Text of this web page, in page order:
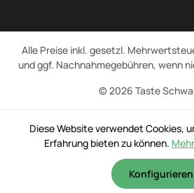
© 2026 Taste
Alle Preise inkl. gesetzl.
und ggf. Nachnahmegebühren, wenn
Diese Website verwendet Cookies,
Erfahrung bieten zu können.
Konfigurieren